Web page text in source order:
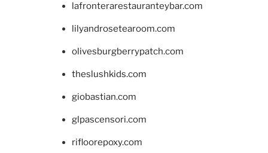
lafronterarestauranteybar.com
lilyandrosetearoom.com
olivesburgberrypatch.com
theslushkids.com
giobastian.com
glpascensori.com
rifloorepoxy.com